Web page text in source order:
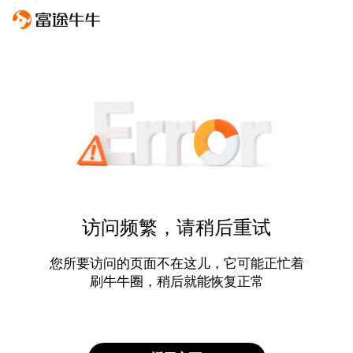
访问频繁，请稍后重试
您所要访问的页面不在这儿，它可能正忙着
刷牛牛圈，稍后就能恢复正常